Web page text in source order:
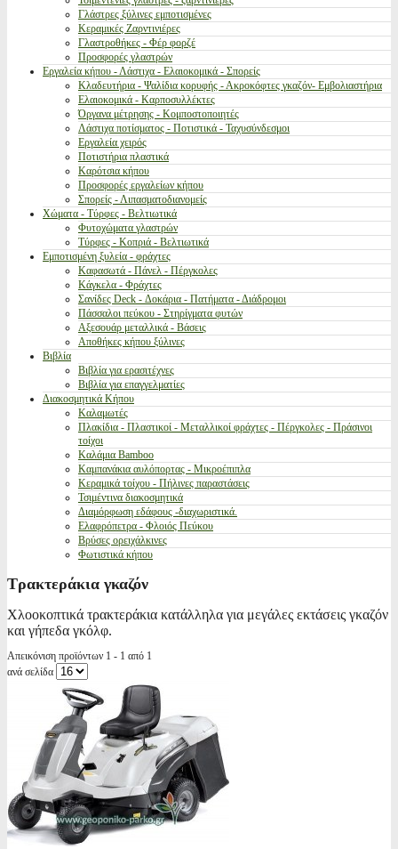
Γλάστρες ξύλινες εμποτισμένες
Κεραμικές Ζαρντινιέρες
Γλαστροθήκες - Φέρ φορζέ
Προσφορές γλαστρών
Εργαλεία κήπου - Λάστιχα - Ελαιοκομικά - Σπορείς
Κλαδευτήρια - Ψαλίδια κορυφής - Ακροκόφτες γκαζόν- Εμβολιαστήρια
Ελαιοκομικά - Καρποσυλλέκτες
Όργανα μέτρησης - Κομποστοποιητές
Λάστιχα ποτίσματος - Ποτιστικά - Ταχυσύνδεσμοι
Εργαλεία χειρός
Ποτιστήρια πλαστικά
Καρότσια κήπου
Προσφορές εργαλείων κήπου
Σπορείς - Λιπασματοδιανομείς
Χώματα - Τύρφες - Βελτιωτικά
Φυτοχώματα γλαστρών
Τύρφες - Κοπριά - Βελτιωτικά
Εμποτισμένη ξυλεία - φράχτες
Καφασωτά - Πάνελ - Πέργκολες
Κάγκελα - Φράχτες
Σανίδες Deck - Δοκάρια - Πατήματα - Διάδρομοι
Πάσσαλοι πεύκου - Στηρίγματα φυτών
Αξεσουάρ μεταλλικά - Βάσεις
Αποθήκες κήπου ξύλινες
Βιβλία
Βιβλία για ερασιτέχνες
Βιβλία για επαγγελματίες
Διακοσμητικά Κήπου
Καλαμωτές
Πλακίδια - Πλαστικοί - Μεταλλικοί φράχτες - Πέργκολες - Πράσινοι
τοίχοι
Καλάμια Bamboo
Καμπανάκια αυλόπορτας - Μικροέπιπλα
Κεραμικά τοίχου - Πήλινες παραστάσεις
Τσιμέντινα διακοσμητικά
Διαμόρφωση εδάφους -διαχωριστικά.
Ελαφρόπετρα - Φλοιός Πεύκου
Βρύσες ορειχάλκινες
Φωτιστικά κήπου
Τρακτεράκια γκαζόν
Χλοοκοπτικά τρακτεράκια κατάλληλα για μεγάλες εκτάσεις γκαζόν
και γήπεδα γκόλφ.
Απεικόνιση προϊόντων 1 - 1 από 1
ανά σελίδα